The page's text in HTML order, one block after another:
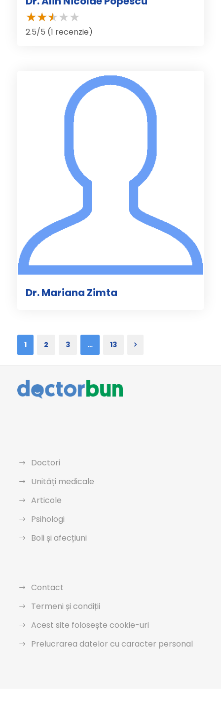
2.5/5 (1 recenzie)
Dr. Mariana Zimta
1 2 3 … 13
Doctori
Unități medicale
Articole
Psihologi
Boli și afecțiuni
Contact
Termeni și condiții
Acest site folosește cookie-uri
Prelucrarea datelor cu caracter personal